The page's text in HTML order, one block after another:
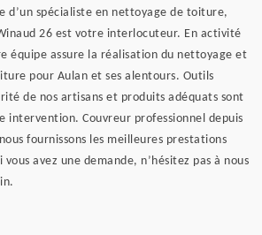
d’un spécialiste en nettoyage de toiture,
26 est votre interlocuteur. En activité
équipe assure la réalisation du nettoyage et
pour Aulan et ses alentours. Outils
de nos artisans et produits adéquats sont
intervention. Couvreur professionnel depuis
fournissons les meilleures prestations
vous avez une demande, n’hésitez pas à nous